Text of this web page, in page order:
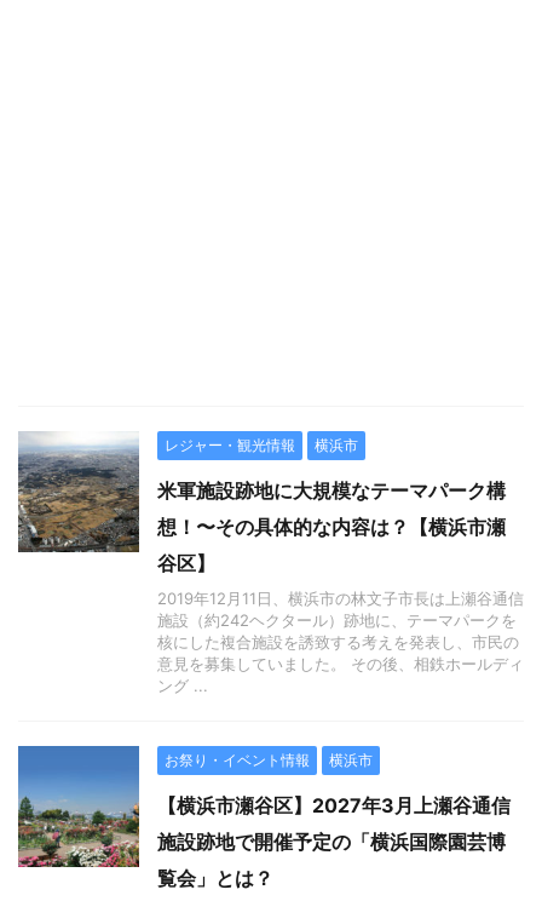
レジャー・観光情報 横浜市
米軍施設跡地に大規模なテーマパーク構
想！〜その具体的な内容は？【横浜市瀬
谷区】
2019年12月11日、横浜市の林文子市長は上瀬谷通信
施設（約242ヘクタール）跡地に、テーマパークを
核にした複合施設を誘致する考えを発表し、市民の
意見を募集していました。 その後、相鉄ホールディ
ング ...
お祭り・イベント情報 横浜市
【横浜市瀬谷区】2027年3月上瀬谷通信
施設跡地で開催予定の「横浜国際園芸博
覧会」とは？